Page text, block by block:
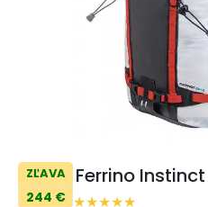
ZĽAVA
244 €
Ferrino